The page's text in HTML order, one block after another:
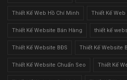
Thiết Kế Web Hồ Chí Minh Thiết Kế
Thiết Kế Website Bán Hàng thiết kế
Thiết Kế Website BĐS Thiết Kế Website
Thiết Kế Website Chuẩn Seo Thiết Kế